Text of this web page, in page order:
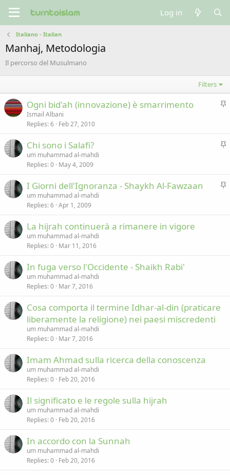
Log in
Italiano - Italian
Manhaj, Metodologia
Il percorso del Musulmano
Filters
S
k
Ogni bid'ah (innovazione) è smarrimento
Ismail Albani
Replies 6 Feb 27, 2010
S
k
Chi sono i Salafi?
um muhammad al-mahdi
Replies 0 May 4, 2009
S
I Giorni dell'Ignoranza - Shaykh Al-Fawzaan
um muhammad al-mahdi
Replies 6 Apr 1, 2009
La hijrah continuerà a rimanere in vigore
um muhammad al-mahdi
Replies 0 Mar 11, 2016
In fuga verso l'Occidente - Shaikh Rabi'
um muhammad al-mahdi
Replies 0 Mar 7, 2016
Cosa comporta il termine Idhar-al-din (praticare
liberamente la religione) nei paesi miscredenti
um muhammad al-mahdi
Replies 0 Mar 7, 2016
Imam Ahmad sulla ricerca della conoscenza
um muhammad al-mahdi
Replies 0 Feb 20, 2016
Il significato e le regole sulla hijrah
um muhammad al-mahdi
Replies 0 Feb 20, 2016
In accordo con la Sunnah
um muhammad al-mahdi
Replies 0 Feb 20, 2016